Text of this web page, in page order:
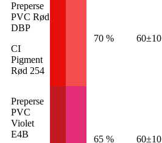
Preperse
PVC Rød
DBP
CI
Pigment
Rød 254
70 % 60±10
Preperse
PVC
Violet
E4B
65 % 60±10